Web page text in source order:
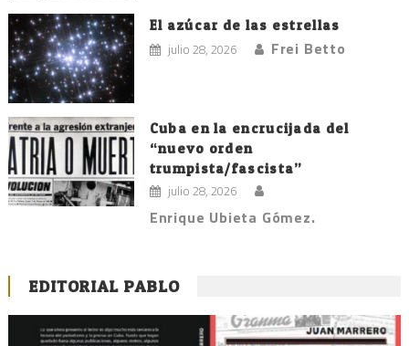
El azúcar de las estrellas
julio 28, 2026 Frei Betto
Cuba en la encrucijada del
“nuevo orden
trumpista/fascista”
julio 28, 2026
Enrique Ubieta Gómez.
EDITORIAL PABLO